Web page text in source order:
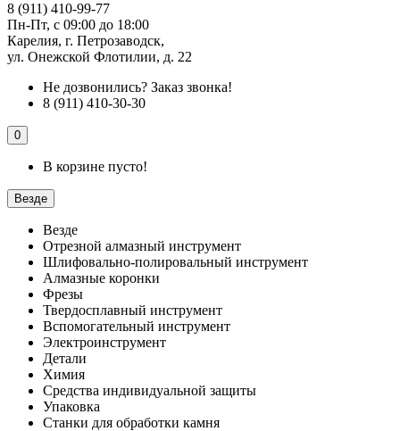
8 (911) 410-99-77
Пн-Пт, с 09:00 до 18:00
Карелия, г. Петрозаводск,
ул. Онежской Флотилии, д. 22
Не дозвонились? Заказ звонка!
8 (911) 410-30-30
0
В корзине пусто!
Везде
Везде
Отрезной алмазный инструмент
Шлифовально-полировальный инструмент
Алмазные коронки
Фрезы
Твердосплавный инструмент
Вспомогательный инструмент
Электроинструмент
Детали
Химия
Средства индивидуальной защиты
Упаковка
Станки для обработки камня